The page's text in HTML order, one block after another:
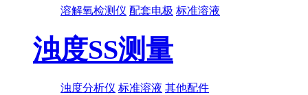
溶解氧检测仪 配套电极 标准溶液
浊度SS测量
浊度分析仪 标准溶液 其他配件